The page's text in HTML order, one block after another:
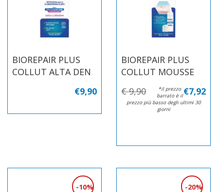
BIOREPAIR PLUS
COLLUT ALTA DEN
€9,90
BIOREPAIR PLUS
COLLUT MOUSSE
€ 9,90 €7,92
*il prezzo
barrato è il
prezzo più basso degli ultimi 30
giorni
10% 20%